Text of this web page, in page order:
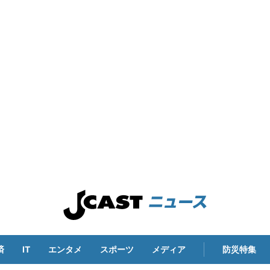
IT エンタメ スポーツ メディア 防災特集